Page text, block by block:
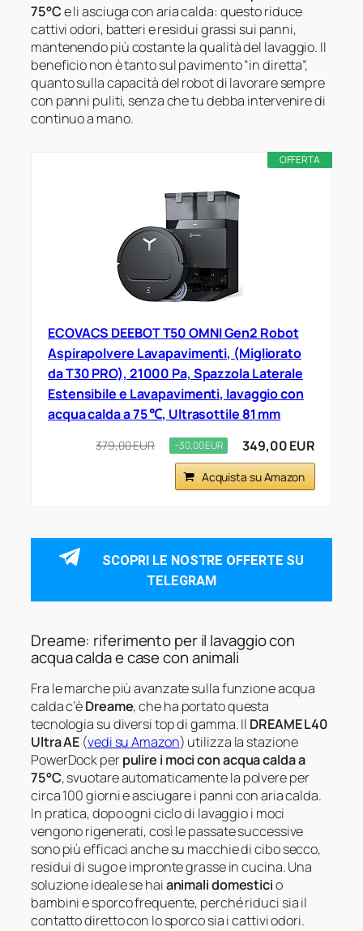
75°Ce li asciuga con aria calda: questo riduce
cattivi odori, batteri e residui grassi sui panni,
mantenendo più costante la qualità del lavaggio. Il
beneficio non è tanto sul pavimento “in diretta”,
quanto sulla capacità del robot di lavorare sempre
con panni puliti, senza che tu debba intervenire di
continuo a mano.
OFFERTA
ECOVACS DEEBOT T50 OMNI Gen2 Robot
Aspirapolvere Lavapavimenti, (Migliorato
da T30 PRO), 21000 Pa, Spazzola Laterale
Estensibile e Lavapavimenti, lavaggio con
acqua calda a 75 ℃, Ultrasottile 81 mm
379,00 EUR −30,00 EUR 349,00 EUR
Acquista su Amazon
SCOPRI LE NOSTRE OFFERTE SU
TELEGRAM
Dreame: riferimento per il lavaggio con
acqua calda e case con animali
Fra le marche più avanzate sulla funzione acqua
calda c’èDreame, che ha portato questa
tecnologia su diversi top di gamma. Il DREAME L40
Ultra AE (vedi su Amazon) utilizza la stazione
PowerDock perpulire i moci con acqua calda a
75°C, svuotare automaticamente la polvere per
circa 100 giorni e asciugare i panni con aria calda.
In pratica, dopo ogni ciclo di lavaggio i moci
vengono rigenerati, così le passate successive
sono più efficaci anche su macchie di cibo secco,
residui di sugo e impronte grasse in cucina. Una
soluzione ideale se haianimali domesticio
bambini e sporco frequente, perché riduci sia il
contatto diretto con lo sporco sia i cattivi odori.